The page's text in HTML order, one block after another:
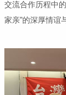
交流合作历程中
家亲”的深厚情谊